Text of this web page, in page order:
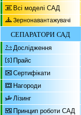
Всі моделі САД
Зернонавантажувачі
СЕПАРАТОРИ САД
Дослідження
Прайс
Сертифікати
Нагороди
Лізинг
Принцип роботи САД